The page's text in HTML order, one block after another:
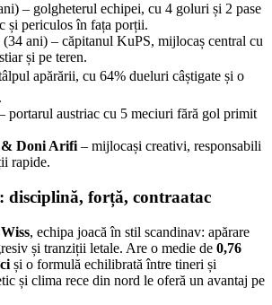
– golgheterul echipei, cu 4 goluri și 2 pase
și periculos în fața porții.
(34 ani) – căpitanul KuPS, mijlocaș central cu
și pe teren.
apărării, cu 64% dueluri câștigate și o
portarul austriac cu 5 meciuri fără gol primit
& Doni Arifi – mijlocași creativi, responsabili
rapide.
disciplină, forță, contraatac
, echipa joacă în stil scandinav: apărare
și tranziții letale. Are o medie de 0,76
și o formulă echilibrată între tineri și
și clima rece din nord le oferă un avantaj pe